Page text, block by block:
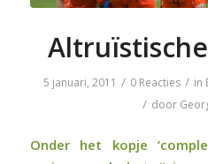
5 januari, 2011 / 0 Reacties / in
/ door
Onder het kopje